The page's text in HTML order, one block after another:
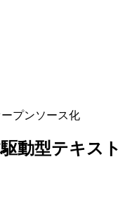
プンソース化
動型テキス